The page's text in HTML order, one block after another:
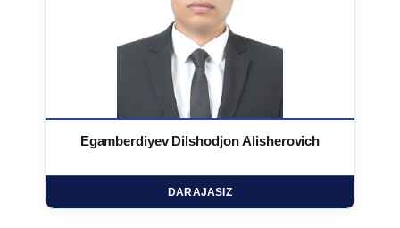
Egamberdiyev Dilshodjon Alisherovich
DARAJASIZ